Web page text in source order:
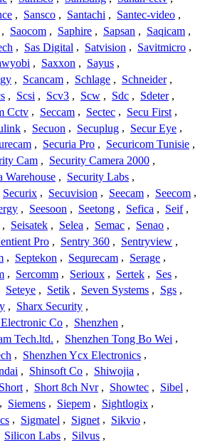
, Sansco , Santachi , Santec-video ,
, Saocom , Saphire , Sapsan , Saqicam ,
, Sas Digital , Satvision , Savitmicro ,
, Saxxon , Sayus ,
, Scancam , Schlage , Schneider ,
, Scsi , Scv3 , Scw , Sdc , Sdeter ,
Cctv , Seccam , Sectec , Secu First ,
, Secuon , Secuplug , Secur Eye ,
, Securia Pro , Securicom Tunisie ,
Cam , Security Camera 2000 ,
Warehouse , Security Labs ,
Securix , Secuvision , Seecam , Seecom ,
, Seesoon , Seetong , Sefica , Seif ,
, Seisatek , Selea , Semac , Senao ,
Pro , Sentry 360 , Sentryview ,
, Septekon , Sequrecam , Serage ,
, Sercomm , Serioux , Sertek , Ses ,
Seteye , Setik , Seven Systems , Sgs ,
, Sharx Security ,
Co , Shenzhen ,
Tech.ltd. , Shenzhen Tong Bo Wei ,
, Shenzhen Ycx Electronics ,
, Shinsoft Co , Shiwojia ,
Short , Short 8ch Nvr , Showtec , Sibel ,
, Siemens , Siepem , Sightlogix ,
, Sigmatel , Signet , Sikvio ,
Silicon Labs , Silvus ,